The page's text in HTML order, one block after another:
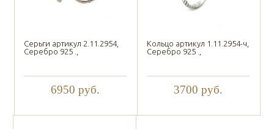
Серьги артикул 2.11.2954,
Серебро 925 .,
6950 руб.
Кольцо артикул 1.11.2954-ч,
Серебро 925 .,
3700 руб.